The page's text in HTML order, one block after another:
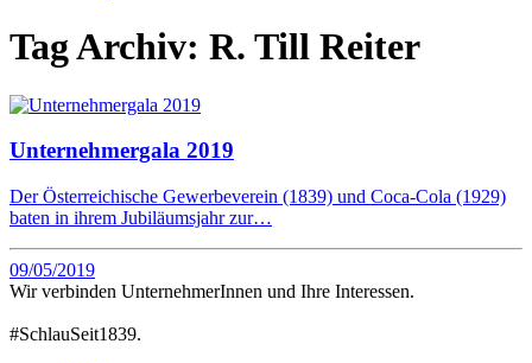
Tag Archiv: R. Till Reiter
Unternehmergala 2019
Der Österreichische Gewerbeverein (1839) und Coca-Cola (1929)
baten in ihrem Jubiläumsjahr zur…
09/05/2019
Wir verbinden UnternehmerInnen und Ihre Interessen.
#SchlauSeit1839.